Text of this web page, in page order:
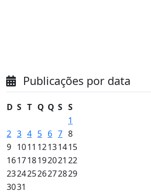
Publicações por data
D S T Q Q S S
1
2 3 4 5 6 7 8
9 1011 12131415
161718192021 22
23242526272829
3031